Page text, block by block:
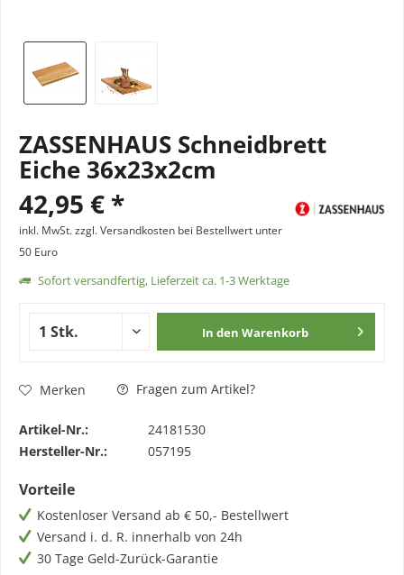
ZASSENHAUS Schneidbrett
Eiche 36x23x2cm
42,95 € *
inkl. MwSt.zzgl. Versandkosten bei Bestellwert unter
50 Euro
Sofort versandfertig, Lieferzeit ca. 1-3 Werktage
In den Warenkorb
Merken Fragen zum Artikel?
Artikel-Nr.:
24181530
Hersteller-Nr.:
057195
Vorteile
Kostenloser Versand ab € 50,- Bestellwert
Versand i. d. R. innerhalb von 24h
30 Tage Geld-Zurück-Garantie